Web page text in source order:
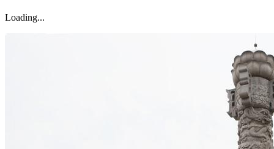
Loading...